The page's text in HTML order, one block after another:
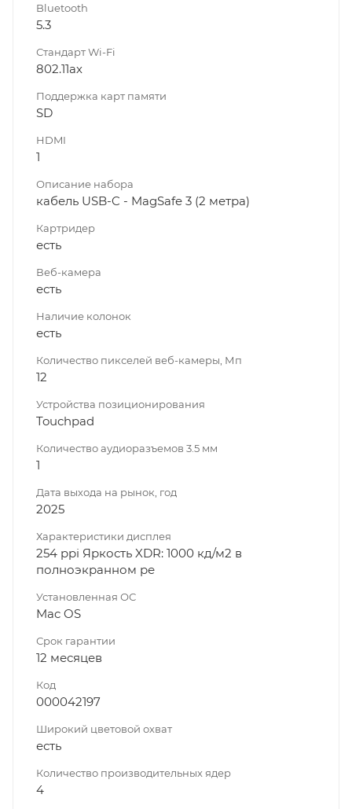
Bluetooth
5.3
Стандарт Wi-Fi
802.11ах
Поддержка карт памяти
SD
HDMI
1
Описание набора
кабель USB-C - MagSafe 3 (2 метра)
Картридер
есть
Веб-камера
есть
Наличие колонок
есть
Количество пикселей веб-камеры, Мп
12
Устройства позиционирования
Touchpad
Количество аудиоразъемов 3.5 мм
1
Дата выхода на рынок, год
2025
Характеристики дисплея
254 ppi Яркость XDR: 1000 кд/м2 в
полноэкранном ре
Установленная ОС
Mac OS
Срок гарантии
12 месяцев
Код
000042197
Широкий цветовой охват
есть
Количество производительных ядер
4